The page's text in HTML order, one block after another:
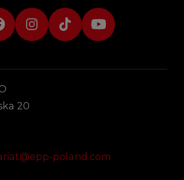
20
poland.com